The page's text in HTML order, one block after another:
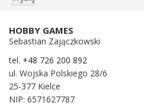
HOBBY GAMES
Sebastian Zajączkowski
tel. +48 726 200 892
ul. Wojska Polskiego 28/6
25-377 Kielce
NIP: 6571627787